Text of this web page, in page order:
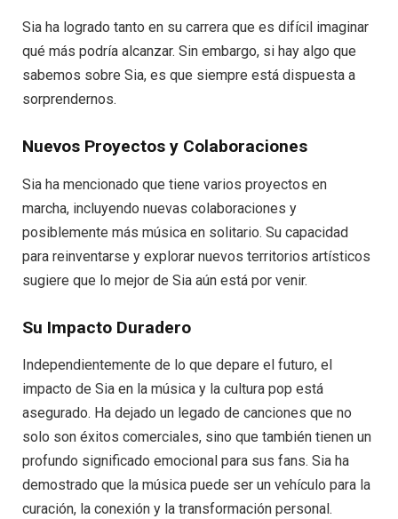
Sia ha logrado tanto en su carrera que es difícil imaginar
qué más podría alcanzar. Sin embargo, si hay algo que
sabemos sobre Sia, es que siempre está dispuesta a
sorprendernos.
Nuevos Proyectos y Colaboraciones
Sia ha mencionado que tiene varios proyectos en
marcha, incluyendo nuevas colaboraciones y
posiblemente más música en solitario. Su capacidad
para reinventarse y explorar nuevos territorios artísticos
sugiere que lo mejor de Sia aún está por venir.
Su Impacto Duradero
Independientemente de lo que depare el futuro, el
impacto de Sia en la música y la cultura pop está
asegurado. Ha dejado un legado de canciones que no
solo son éxitos comerciales, sino que también tienen un
profundo significado emocional para sus fans. Sia ha
demostrado que la música puede ser un vehículo para la
curación, la conexión y la transformación personal.